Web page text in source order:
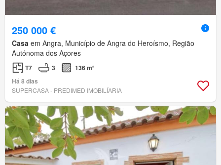
250 000 €
Casa em Angra, Município de Angra do Heroísmo, Região
Autónoma dos Açores
T7 3
136 m²
Há 8 dias
SUPERCASA - PREDIMED IMOBILÍARIA